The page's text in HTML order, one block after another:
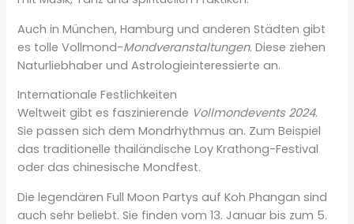
Auch in München, Hamburg und anderen Städten gibt
es tolle Vollmond-Mondveranstaltungen. Diese ziehen
Naturliebhaber und Astrologieinteressierte an.
Internationale Festlichkeiten
Weltweit gibt es faszinierende Vollmondevents 2024.
Sie passen sich dem Mondrhythmus an. Zum Beispiel
das traditionelle thailändische Loy Krathong-Festival
oder das chinesische Mondfest.
Die legendären Full Moon Partys auf Koh Phangan sind
auch sehr beliebt. Sie finden vom 13. Januar bis zum 5.